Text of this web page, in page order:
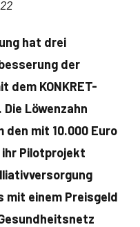
hat drei
der
dem KONKRET-
Die Löwenzahn
den mit 10.000 Euro
Pilotprojekt
mit einem Preisgeld